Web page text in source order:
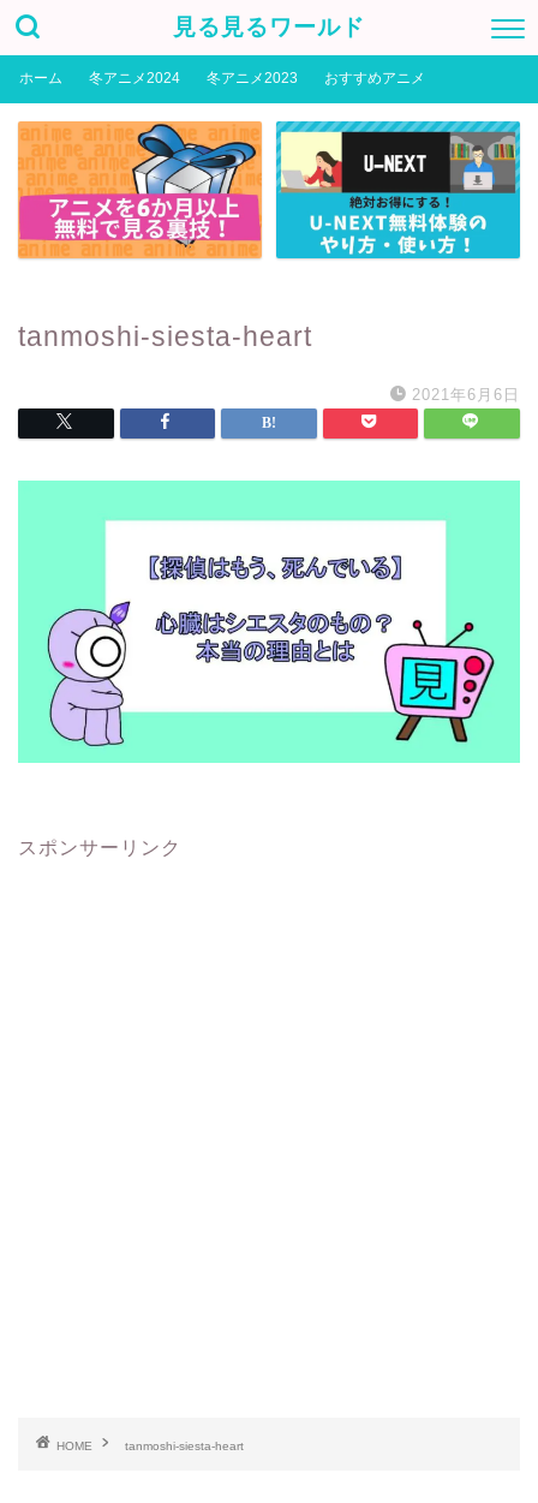
見る見るワールド
ホーム 冬アニメ2024 冬アニメ2023 おすすめアニメ
tanmoshi-siesta-heart
2021年6月6日
スポンサーリンク
HOME tanmoshi-siesta-heart